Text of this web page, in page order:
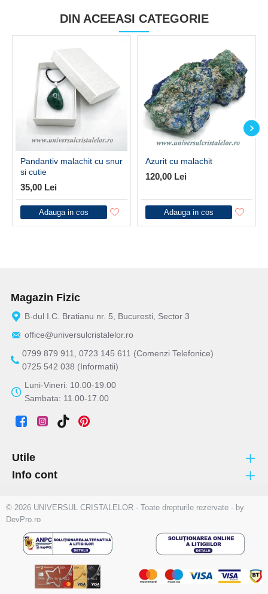
DIN ACEEASI CATEGORIE
Pandantiv malachit cu snur
si cutie
35,00 Lei
Adauga in cos
Azurit cu malachit
120,00 Lei
Adauga in cos
Magazin Fizic
B-dul I.C. Bratianu nr. 5, Bucuresti, Sector 3
office@universulcristalelor.ro
0799 879 911, 0723 145 611 (Comenzi Telefonice)
0725 542 038 (Informatii)
Luni-Vineri: 10.00-19.00
Sambata: 11.00-17.00
Utile
Info cont
© 2026 UNIVERSUL CRISTALELOR - Toate drepturile rezervate - by
DevPro.ro